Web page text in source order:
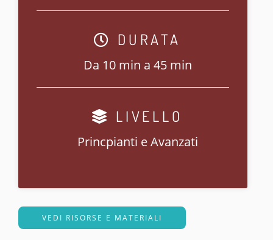
DURATA
Da 10 min a 45 min
LIVELLO
Princpianti e Avanzati
VEDI RISORSE E MATERIALI